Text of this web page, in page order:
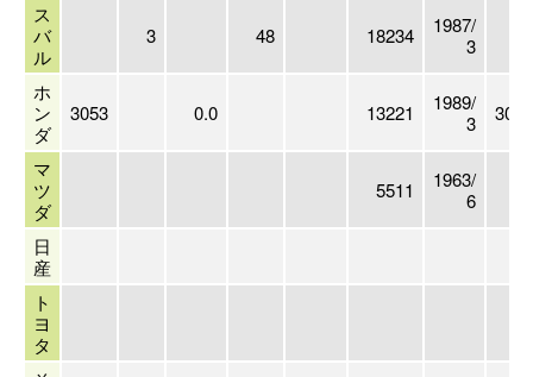
ス
バ
ル
3 48 18234
1987/
3
ホ
ン
ダ
3053 0.0 13221
1989/
3
3053
マ
ツ
ダ
5511
1963/
6
日
産
ト
ヨ
タ